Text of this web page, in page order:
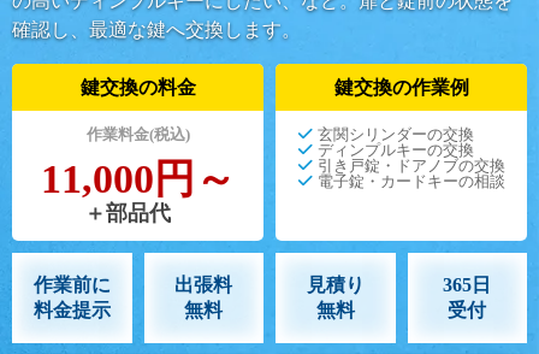
確認し、最適な鍵へ交換します。
鍵交換の料金
作業料金(税込)
11,000円～
＋部品代
鍵交換の作業例
玄関シリンダーの交換
ディンプルキーの交換
引き戸錠・ドアノブの交換
電子錠・カードキーの相談
作業前に
料金提示
出張料
無料
見積り
無料
365日
受付